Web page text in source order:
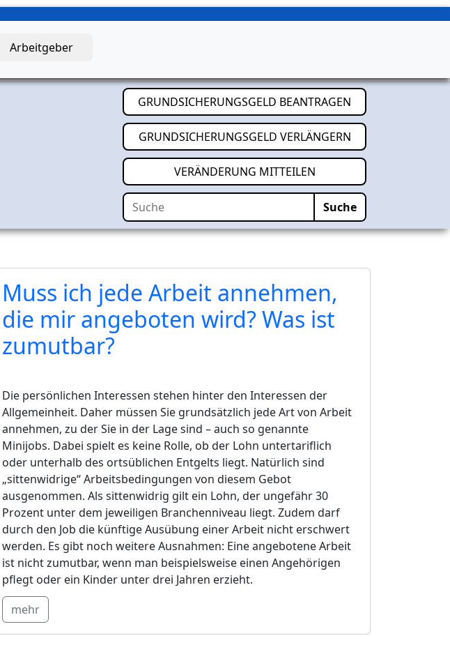
Arbeitgeber
GRUNDSICHERUNGSGELD BEANTRAGEN
GRUNDSICHERUNGSGELD VERLÄNGERN(öffnet in neuem
VERÄNDERUNG MITTEILEN(öffnet in neuem Tab)
Suche
Suche
Muss ich jede Arbeit annehmen,
die mir angeboten wird? Was ist
zumutbar?
Die persönlichen Interessen stehen hinter den Interessen der
Allgemeinheit. Daher müssen Sie grundsätzlich jede Art von Arbeit
annehmen, zu der Sie in der Lage sind – auch so genannte
Minijobs. Dabei spielt es keine Rolle, ob der Lohn untertariflich
oder unterhalb des ortsüblichen Entgelts liegt. Natürlich sind
„sittenwidrige“ Arbeitsbedingungen von diesem Gebot
ausgenommen. Als sittenwidrig gilt ein Lohn, der ungefähr 30
Prozent unter dem jeweiligen Branchenniveau liegt. Zudem darf
durch den Job die künftige Ausübung einer Arbeit nicht erschwert
werden. Es gibt noch weitere Ausnahmen: Eine angebotene Arbeit
ist nicht zumutbar, wenn man beispielsweise einen Angehörigen
pflegt oder ein Kinder unter drei Jahren erzieht.
mehr